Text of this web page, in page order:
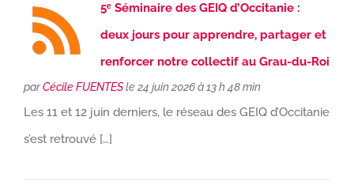
5ᵉ Séminaire des GEIQ d’Occitanie :
deux jours pour apprendre, partager et
renforcer notre collectif au Grau-du-Roi
parCécile FUENTESle 24 juin 2026 à 13 h 48 min
Les 11 et 12 juin derniers, le réseau des GEIQ d’Occitanie
s’est retrouvé […]